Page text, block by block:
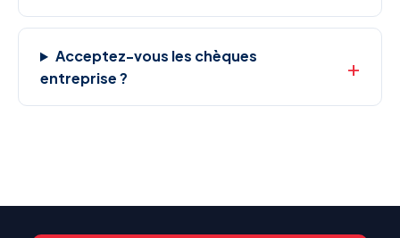
Acceptez-vous les chèques
entreprise ?